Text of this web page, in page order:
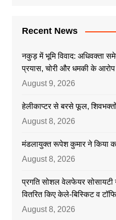
Recent News
नकुड़ में भूमि विवाद: अधिवक्ता
प्रयास, चोरी और धमकी के आरोप
August 9, 2026
हेलीकाप्टर से बरसे फूल,
August 8, 2026
मंडलायुक्त रूपेश कुमार ने किया
August 8, 2026
प्रगति सोशल वेलफेयर सोसायटी
वितरित किए केले-बिस्किट व
August 8, 2026